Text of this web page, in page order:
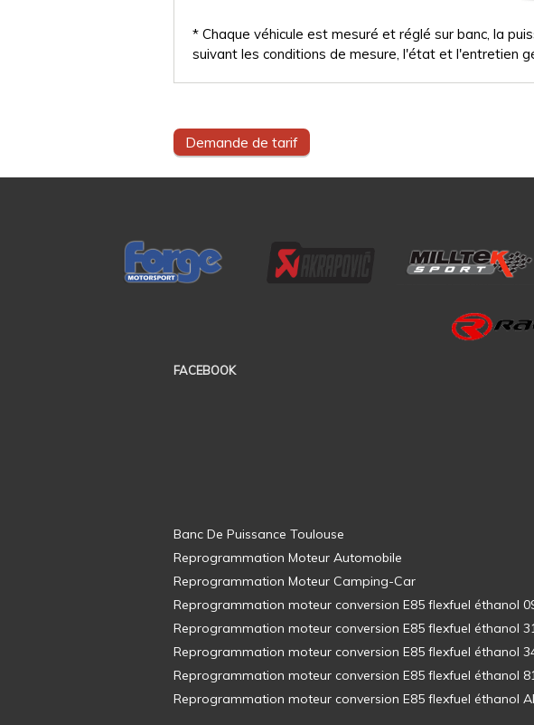
* Chaque véhicule est mesuré et réglé sur banc, la
suivant les conditions de mesure, l'état et l'entretien
Demande de tarif
FACEBOOK
Banc De Puissance Toulouse
Reprogrammation Moteur Automobile
Reprogrammation Moteur Camping-Car
Reprogrammation moteur conversion E85 flexfuel éthanol
Reprogrammation moteur conversion E85 flexfuel éthanol
Reprogrammation moteur conversion E85 flexfuel éthanol
Reprogrammation moteur conversion E85 flexfuel éthanol
Reprogrammation moteur conversion E85 flexfuel éthanol